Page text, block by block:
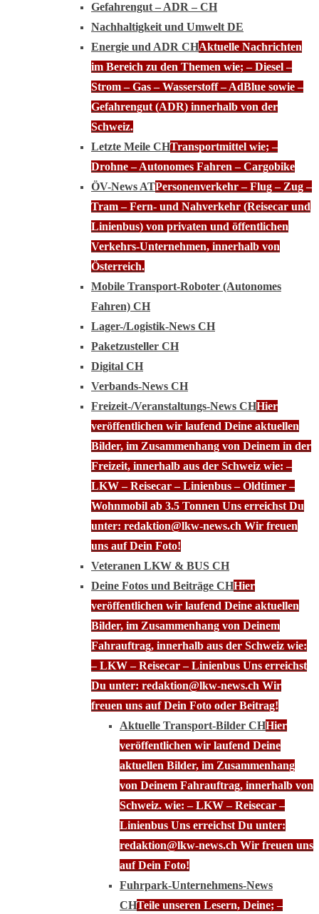
Gefahrengut – ADR – CH
Nachhaltigkeit und Umwelt DE
Energie und ADR CHAktuelle Nachrichten
im Bereich zu den Themen wie; – Diesel –
Strom – Gas – Wasserstoff – AdBlue sowie –
Gefahrengut (ADR) innerhalb von der
Schweiz.
Letzte Meile CHTransportmittel wie; –
Drohne – Autonomes Fahren – Cargobike
ÖV-News ATPersonenverkehr – Flug – Zug –
Tram – Fern- und Nahverkehr (Reisecar und
Linienbus) von privaten und öffentlichen
Verkehrs-Unternehmen, innerhalb von
Österreich.
Mobile Transport-Roboter (Autonomes
Fahren) CH
Lager-/Logistik-News CH
Paketzusteller CH
Digital CH
Verbands-News CH
Freizeit-/Veranstaltungs-News CHHier
veröffentlichen wir laufend Deine aktuellen
Bilder, im Zusammenhang von Deinem in der
Freizeit, innerhalb aus der Schweiz wie: –
LKW – Reisecar – Linienbus – Oldtimer –
Wohnmobil ab 3.5 Tonnen Uns erreichst Du
unter: redaktion@lkw-news.ch Wir freuen
uns auf Dein Foto!
Veteranen LKW & BUS CH
Deine Fotos und Beiträge CHHier
veröffentlichen wir laufend Deine aktuellen
Bilder, im Zusammenhang von Deinem
Fahrauftrag, innerhalb aus der Schweiz wie:
– LKW – Reisecar – Linienbus Uns erreichst
Du unter: redaktion@lkw-news.ch Wir
freuen uns auf Dein Foto oder Beitrag!
Aktuelle Transport-Bilder CHHier
veröffentlichen wir laufend Deine
aktuellen Bilder, im Zusammenhang
von Deinem Fahrauftrag, innerhalb von
Schweiz. wie: – LKW – Reisecar –
Linienbus Uns erreichst Du unter:
redaktion@lkw-news.ch Wir freuen uns
auf Dein Foto!
Fuhrpark-Unternehmens-News
CHTeile unseren Lesern, Deine; –